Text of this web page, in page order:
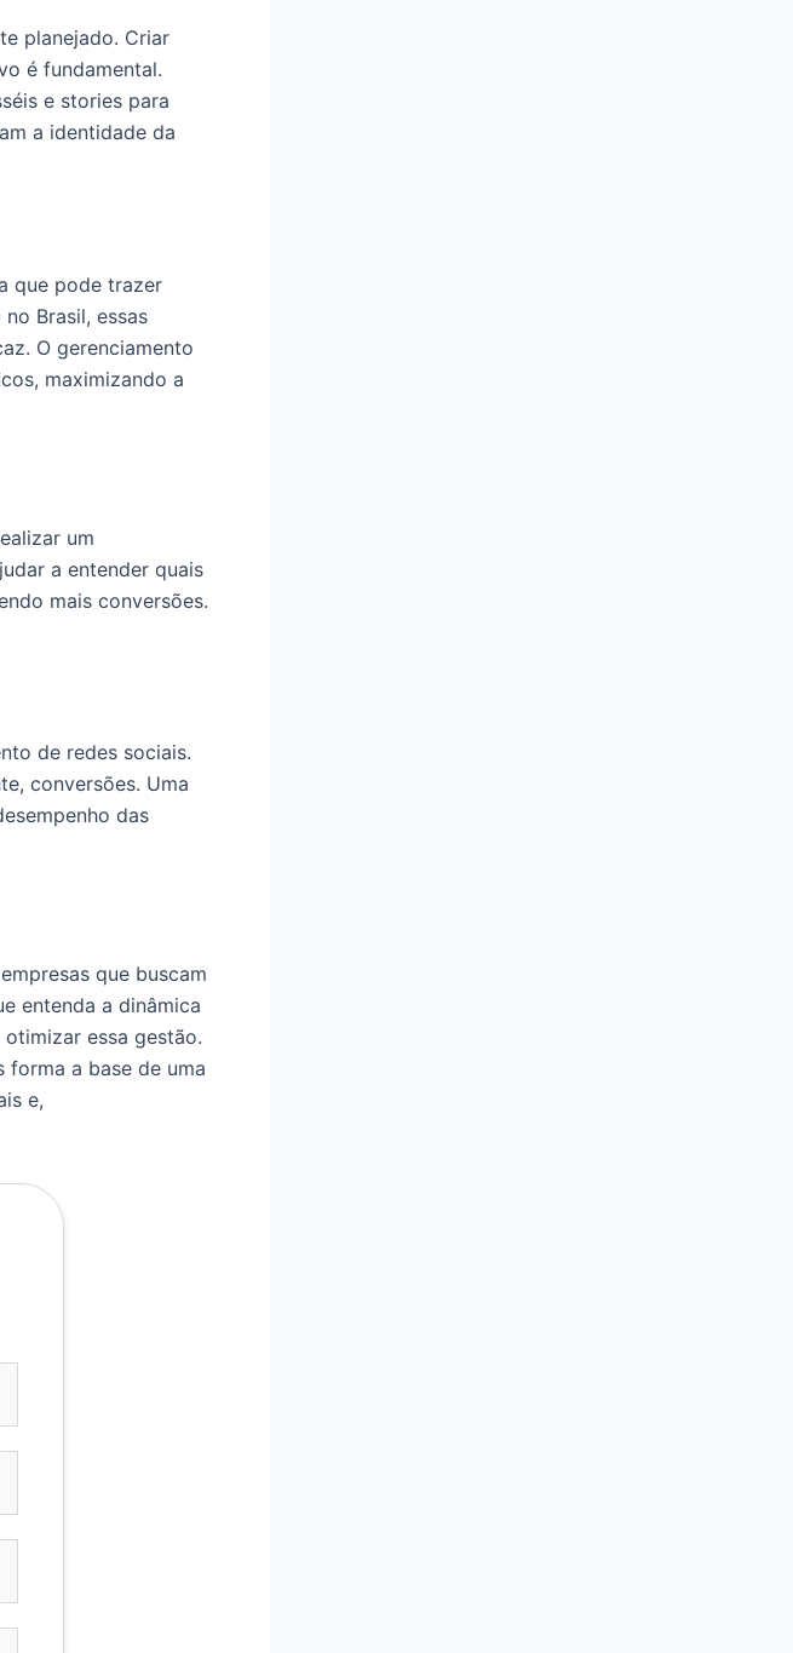
planejado. Criar
é fundamental.
e stories para
a identidade da
que pode trazer
Brasil, essas
O gerenciamento
maximizando a
um
a entender quais
mais conversões.
de redes sociais.
conversões. Uma
das
que buscam
entenda a dinâmica
essa gestão.
a base de uma
e,